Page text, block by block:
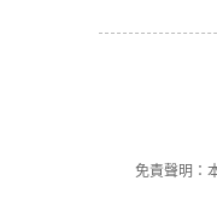
免責聲明：